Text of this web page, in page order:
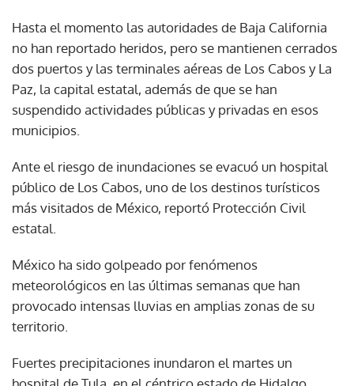
Hasta el momento las autoridades de Baja California
no han reportado heridos, pero se mantienen cerrados
dos puertos y las terminales aéreas de Los Cabos y La
Paz, la capital estatal, además de que se han
suspendido actividades públicas y privadas en esos
municipios.
Ante el riesgo de inundaciones se evacuó un hospital
público de Los Cabos, uno de los destinos turísticos
más visitados de México, reportó Protección Civil
estatal.
México ha sido golpeado por fenómenos
meteorológicos en las últimas semanas que han
provocado intensas lluvias en amplias zonas de su
territorio.
Fuertes precipitaciones inundaron el martes un